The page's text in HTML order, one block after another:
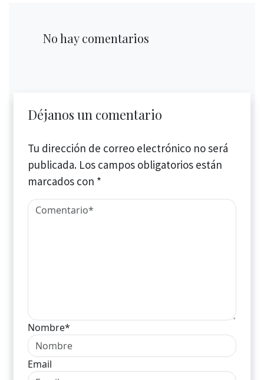
No hay comentarios
Déjanos un comentario
Tu dirección de correo electrónico no será
publicada. Los campos obligatorios están
marcados con *
Nombre*
Email